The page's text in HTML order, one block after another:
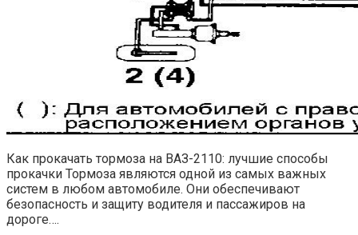
Как прокачать тормоза на ВАЗ-2110: лучшие способы
прокачки Тормоза являются одной из самых важных
систем в любом автомобиле. Они обеспечивают
безопасность и защиту водителя и пассажиров на
дороге….